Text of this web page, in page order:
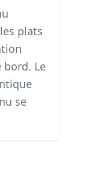
plats
bord. Le
se